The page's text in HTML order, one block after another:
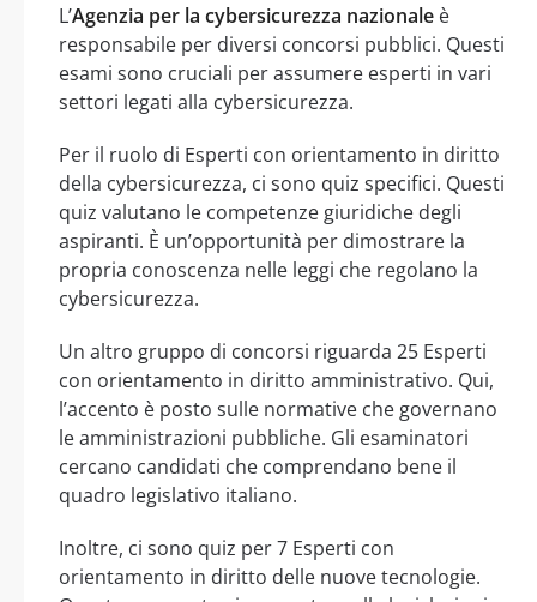
L’Agenzia per la cybersicurezza nazionale è
responsabile per diversi concorsi pubblici. Questi
esami sono cruciali per assumere esperti in vari
settori legati alla cybersicurezza.
Per il ruolo di Esperti con orientamento in diritto
della cybersicurezza, ci sono quiz specifici. Questi
quiz valutano le competenze giuridiche degli
aspiranti. È un’opportunità per dimostrare la
propria conoscenza nelle leggi che regolano la
cybersicurezza.
Un altro gruppo di concorsi riguarda 25 Esperti
con orientamento in diritto amministrativo. Qui,
l’accento è posto sulle normative che governano
le amministrazioni pubbliche. Gli esaminatori
cercano candidati che comprendano bene il
quadro legislativo italiano.
Inoltre, ci sono quiz per 7 Esperti con
orientamento in diritto delle nuove tecnologie.